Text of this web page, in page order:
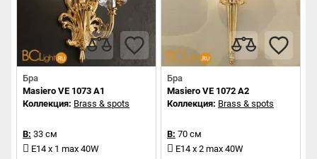
Бра
Masiero VE 1073 A1
Коллекция: Brass & spots
В: 33 см
E14 x 1 max 40W
Бра
Masiero VE 1072 A2
Коллекция: Brass & spots
В: 70 см
E14 x 2 max 40W